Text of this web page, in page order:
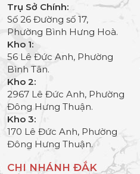
Trụ Sở Chính:
Số 26 Đường số 17,
Phường Bình Hưng Hoà.
Kho 1:
56 Lê Đức Anh, Phường
Bình Tân.
Kho 2:
2967 Lê Đức Anh, Phường
Đông Hưng Thuận.
Kho 3:
170 Lê Đức Anh, Phường
Đông Hưng Thuận.
CHI NHÁNH ĐẮK